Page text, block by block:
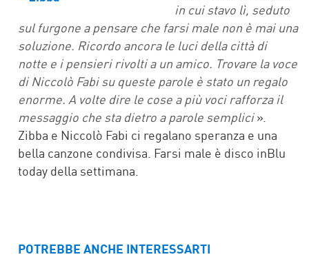
in cui stavo lì, seduto
sul furgone a pensare che farsi male non è mai una
soluzione. Ricordo ancora le luci della città di
notte e i pensieri rivolti a un amico. Trovare la voce
di Niccolò Fabi su queste parole è stato un regalo
enorme. A volte dire le cose a più voci rafforza il
messaggio che sta dietro a parole semplici».
Zibba e Niccolò Fabi ci regalano speranza e una
bella canzone condivisa. Farsi male è disco inBlu
today della settimana.
POTREBBE ANCHE INTERESSARTI